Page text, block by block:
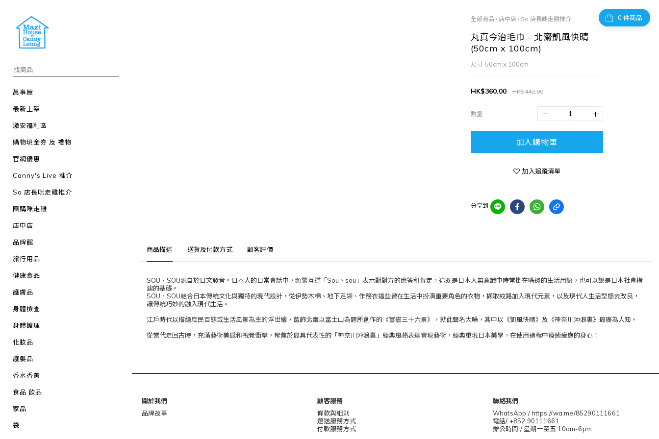
萬事屋
最新上架
激安福利區
購物現金券 及 禮物
官網優惠
Canny's Live 推介
So 店長咪走雞推介
團購咪走雞
店中店
品牌館
旅行用品
健康食品
護膚品
身體檢查
身體護理
化妝品
護髮品
香水香薰
食品 飲品
家品
袋
件商品
全部商品 / 店中店/ So 店長咪走雞推介
丸真今治毛巾 - 北齋凱風快晴
(50cm x 100cm)
尺寸 50cm x 100cm
HK$442.00
HK$360.00
數量
加入購物車
加入追蹤清單
分享到
商品描述 送貨及付款方式 顧客評價
SOU．SOU源自於日文發音。日本人的日常會話中，頻繁互道「Sou、sou」表示對對方的應答和肯定，這既是日本人無意識中時常掛在嘴邊的生活用語，也可以說是日本社會構
建的基礎。
SOU．SOU結合日本傳統文化與獨特的現代設計，從伊勢木棉、地下足袋、作務衣這些曾在生活中扮演重要角色的衣物，擷取紋路加入現代元素，以及現代人生活型態去改良，
讓傳統巧妙的融入現代生活。
江戶時代以描繪庶民百態或生活風景為主的浮世繪，葛飾北齋以富士山為題所創作的《富嶽三十六景》，就此聲名大噪，其中以《凱風快晴》及《神奈川沖浪裏》最廣為人知。
從當代走回古時，充滿藝術美感和視覺衝擊，聚焦於最具代表性的「神奈川沖浪裏」經典風格表達實現藝術，經典重現日本美學，在使用過程中療癒疲憊的身心！
關於我們
品牌故事
顧客服務
條款與細則
運送服務方式
付款服務方式
聯絡我們
WhatsApp / https://wa.me/85290111661
電話/ +852 90111661
辦公時間 / 星期一至五 10am-6pm